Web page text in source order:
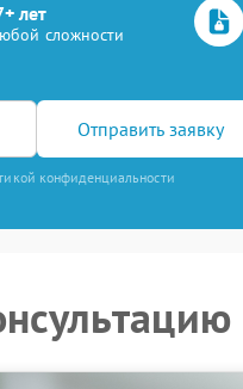
лет
сложности
Отправить заявку
конфиденциальности